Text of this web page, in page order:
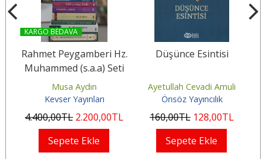
KARGO BEDAVA
Rahmet Peygamberi Hz.
Muhammed (s.a.a) Seti
Musa Aydın
Kevser Yayınları
4.400,00TL 2.200,00TL
Sepete Ekle
Düşünce Esintisi
Ayetullah Cevadi Amuli
Önsöz Yayıncılık
160,00TL 128,00TL
Sepete Ekle